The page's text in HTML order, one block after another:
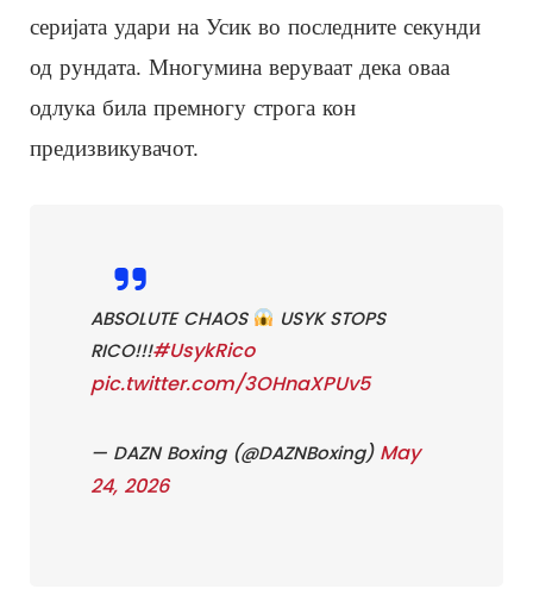
серијата удари на Усик во последните секунди
од рундата. Многумина веруваат дека оваа
одлука била премногу строга кон
предизвикувачот.
ABSOLUTE CHAOS
USYK STOPS
RICO!!!#UsykRico
pic.twitter.com/3OHnaXPUv5
— DAZN Boxing (@DAZNBoxing) May
24, 2026